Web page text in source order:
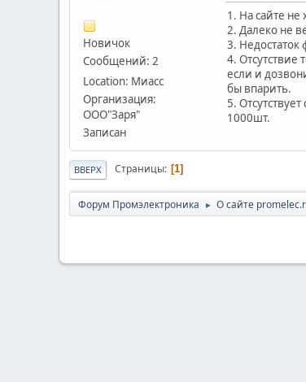
Новичок
Сообщений: 2
Location: Миасс
Организация:
ООО"Заря"
Записан
1. На сайте
2. Далеко не
3. Недостаток
4. Отсутствие
если и
бы впарить.
5.
1000шт.
ВВЕРХ Страницы 1
Форум Промэлектроника ► О сайте